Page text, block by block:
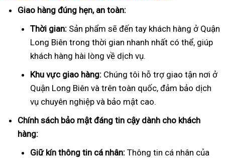
Giao hàng đúng hẹn, an toàn:
Thời gian: Sản phẩm sẽ đến tay khách hàng ở Quận
Long Biên trong thời gian nhanh nhất có thể, giúp
khách hàng hài lòng về dịch vụ.
Khu vực giao hàng: Chúng tôi hỗ trợ giao tận nơi ở
Quận Long Biên và trên toàn quốc, đảm bảo dịch
vụ chuyên nghiệp và bảo mật cao.
Chính sách bảo mật đáng tin cậy dành cho khách
hàng:
Giữ kín thông tin cá nhân: Thông tin cá nhân của